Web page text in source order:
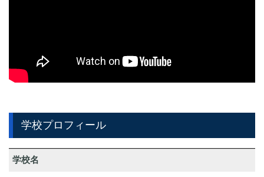
学校プロフィール
学校名